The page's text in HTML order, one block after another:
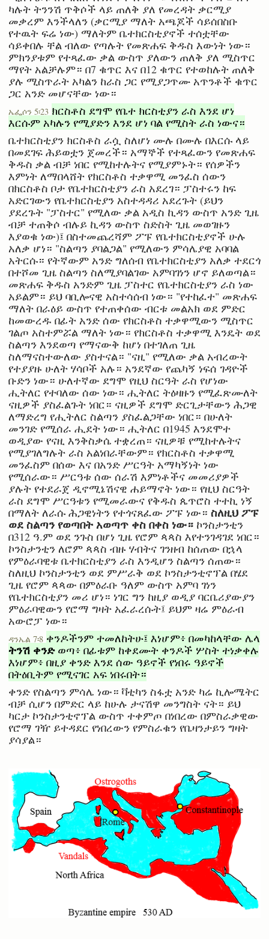
ካሉት ትንንሽ ጥቅሶች ላይ ጠለቅ ያለ የመረዳት ቃርሚያ
መቃረም እንችላለን (ቃርሚያ ማለት አጫጆች ሳይሰበስቡ
የተዉት ፍሬ ነው) ማለትም ቤተክርስቲያኖች ተሰቷቸው
ሳይቀበሉ ቸል ብለው የጣሉት የመጽሐፍ ቅዱስ እውነት ነው።
ምክንያቱም የተጻፈው ቃል ውስጥ ያለውን ጠለቅ ያለ ሚስጥር
ማየት አልቻሉም። በ7 ቁጥር እና በ12 ቁጥር የተወከሉት ጠለቅ
ያሉ ሚስጥራት አካልን ከራስ ጋር የሚያጋጥሙ አጥንቶች ቁጥር
ጋር አንድ መሆናቸው ነው።
ኤፌሶን 5፡23 ክርስቶስ ደግሞ የቤተ ክርስቲያን ራስ እንደ ሆነ
እርሱም አካሉን የሚያድን እንደ ሆነ ባል የሚስት ራስ ነውና።
ቤተክርስቲያን ክርስቶስ ራሷ ስለሆነ ሙሉ በሙሉ በእርሱ ላይ
በመደገፍ ሕይወቷን ጀመረች። አማኞች የተጻፈውን የመጽሐፍ
ቅዱስ ቃል ብቻ ነበር የሚከተሉትና የሚያምኑት። የሰዎችን
እምነት ለማበላሸት የክርስቶስ ተቃዋሚ መንፈስ ሰውን
በክርስቶስ ቦታ የቤተክርስቲያን ራስ አደረገ። ፓስተሩን ከፍ
አድርገውን የቤተክርስቲያን አስተዳዳሪ አደረጉት (ይህን
ያደረጉት "ፓስተር" የሚለው ቃል አዲስ ኪዳን ውስጥ አንድ ጊዜ
ብቻ ተጠቅሶ ብሉይ ኪዳን ውስጥ ስድስት ጊዜ መወገዙን
እያወቁ ነው)፤ በስተመጨረሻም ፖፑ የቤተክርስቲያኖች ሁሉ
አለቃ ሆነ። "ስልጣን ያባልጋል" የሚለውን ምሳሌያዊ አባባል
አትርሱ። የትኛውም አንድ ግለሰብ የቤተክርስቲያን አለቃ ተደርጎ
በተሾመ ጊዜ ስልጣን ስለሚያባልገው አምባገነን ሆኖ ይለወጣል።
መጽሐፍ ቅዱስ አንድም ጊዜ ፓስተር የቤተክርስቲያን ራስ ነው
አይልም። ይህ ባቢሎናዊ አስተሳሰብ ነው። "የተከፈተ" መጽሐፍ
ማለት በራዕይ ውስጥ የተጠቀሰው ብርቱ መልአክ ወደ ምድር
ከመውረዱ በፊት አንድ ሰው የክርስቶስ ተቃዋሚውን ሚስጥር
ገልጦ አስተምሯል ማለት ነው። የክርስቶስ ተቃዋሚ እንዴት ወደ
ስልጣን እንደወጣ የማናውቅ ከሆነ በተገለጠ ጊዜ
ስለማናስተውለው ያስተናል። "ናዚ" የሚለው ቃል አብረውት
የተያያዙ ሁለት ሃሳቦች አሉ። አንደኛው የጨካኝ ነፍሰ ገዳዮች
ቡድን ነው። ሁለተኛው ደግሞ የዚህ ስርዓት ራስ የሆነው
ሒትለር የተባለው ሰው ነው። ሒትለር ትዕዛዙን የሚፈጽሙለት
ናዚዎች ያስፈልጉት ነበር። ናዚዎች ደግሞ ድርጊታቸውን ሕጋዊ
ለማድረግ የሒትለር ስልጣን ያስፈልጋቸው ነበር። በሁለት
መንገድ የሚሰራ ሒደት ነው። ሒትለር በ1945 እንደሞተ
ወዲያው የናዚ እንቅስቃሴ ተቋረጠ። ናዚዎቹ የሚከተሉትና
የሚያገለግሉት ራስ አልነበራቸውም። የክርስቶስ ተቃዋሚ
መንፈስም በሰው እና በአንድ ሥርዓት አማካኝነት ነው
የሚሰራው። ሥርዓቱ ሰው ሰራሽ እምነቶችና መመሪያዎች
ያሉት የተደራጀ ዲኖሚኔሽናዊ ሐይማኖት ነው። የዚህ ስርዓት
ራስ ደግሞ ሥርዓቱን የሚመራውና የቅዱስ ጴጥሮስ ተተኪ ነኝ
በማለት ለራሱ ሕጋዊነትን የተጎናጸፈው ፖፑ ነው። ስለዚህ ፖፑ
ወደ ስልጣን የወጣበት አወጣጥ ቀስ በቀስ ነው። ኮንስታንቲን
በ312 ዓ.ም ወደ ንጉስ በሆነ ጊዜ የሮም ጳጳስ እየተንገዳገደ ነበር።
ኮንስታንቲን ለሮም ጳጳስ ብዙ ሃብትና ገንዘብ ከሰጠው በኋላ
የምዕራባዊቱ ቤተክርስቲያን ራስ እንዲሆን ስልጣን ሰጠው።
ስለዚህ ኮንስታንቲን ወደ ምሥራቅ ወደ ኮንስታንቲኖፕል በሄደ
ጊዜ የሮም ጳጳው በምዕራቡ ዓለም ውስጥ አምባ ገነን
የቤተክርስቲያን መሪ ሆነ። ነገር ግን ከዚያ ወዲያ ባርቤሪያውያን
ምዕራባዊውን የሮማ ግዛት አፈራረሱት፤ ይህም ዛሬ ምዕራብ
አውሮፓ ነው።
ዳንኤል 7፡8 ቀንዶችንም ተመለከትሁ፤ እነሆም፥ በመካከላቸው ሌላ
ትንሽ ቀንድወጣ፥ በፊቱም ከቀደሙት ቀንዶች ሦስት ተነቃቀሉ
እነሆም፥ በዚያ ቀንድ እንደ ሰው ዓይኖች የነበሩ ዓይኖች
በትዕቢትም የሚናገር አፍ ነበሩበት።
ቀንድ የስልጣን ምሳሌ ነው። ቫቲካን ስፋቷ አንድ ካሬ ኪሎሜትር
ብቻ ሲሆን በምድር ላይ ከሁሉ ታናሽዋ መንግስት ናት። ይህ
ካርታ ኮንስታንቲኖፕል ውስጥ ተቀምጦ በነበረው በምስራቃዊው
የሮማ ገዥ ይተዳደር የነበረውን የምስራቁን የቤዛንታይን ግዛት
ያሳያል።